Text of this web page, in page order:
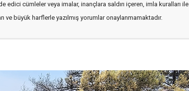
edici cümleler veya imalar, inançlara saldırı içeren, imla kuralları ile
ve büyük harflerle yazılmış yorumlar onaylanmamaktadır.